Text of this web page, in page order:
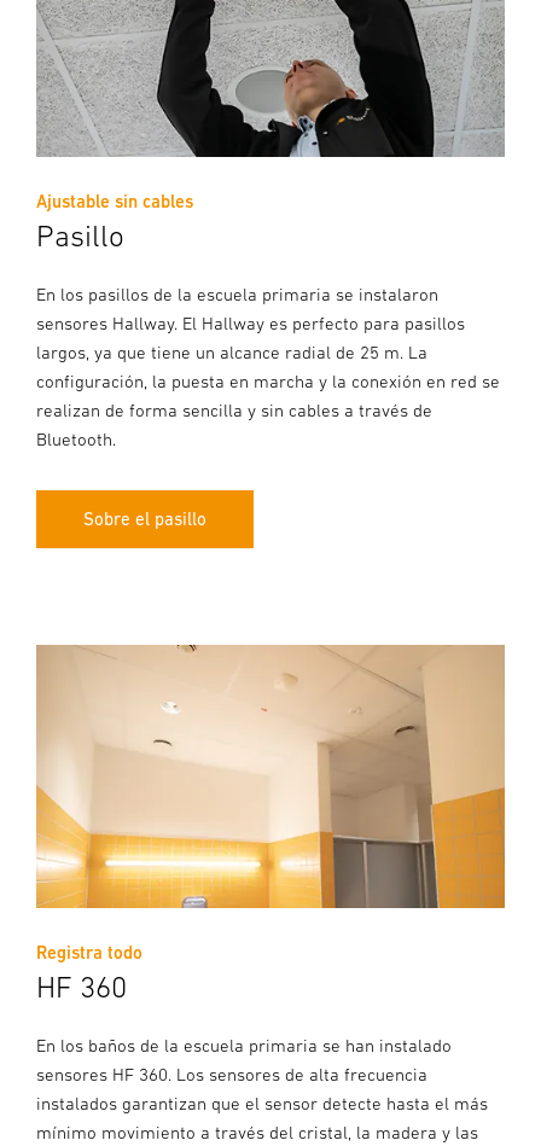
Ajustable sin cables
Pasillo
En los pasillos de la escuela primaria se instalaron
sensores Hallway. El Hallway es perfecto para pasillos
largos, ya que tiene un alcance radial de 25 m. La
configuración, la puesta en marcha y la conexión en red se
realizan de forma sencilla y sin cables a través de
Bluetooth.
Sobre el pasillo
Registra todo
HF 360
En los baños de la escuela primaria se han instalado
sensores HF 360. Los sensores de alta frecuencia
instalados garantizan que el sensor detecte hasta el más
mínimo movimiento a través del cristal, la madera y las